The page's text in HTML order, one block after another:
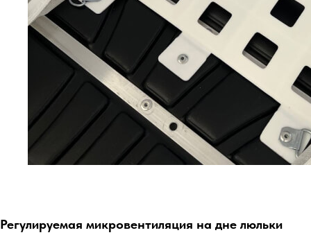
Регулируемая микровентиляция на дне люльки